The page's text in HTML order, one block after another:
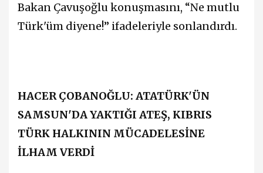
Bakan Çavuşoğlu konuşmasını, “Ne mutlu
Türk'üm diyene!” ifadeleriyle sonlandırdı.
HACER ÇOBANOĞLU: ATATÜRK'ÜN
SAMSUN'DA YAKTIĞI ATEŞ, KIBRIS
TÜRK HALKININ MÜCADELESİNE
İLHAM VERDİ